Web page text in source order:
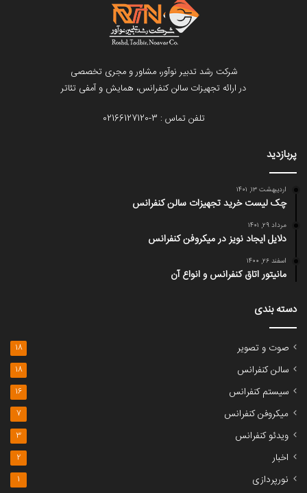
شرکت رشد تدبیر نوآور، مشاور و مجری تخصصی
در ارائه تجهیزات سالن کنفرانس، همایش و آمفی تئاتر
تلفن تماس : 3-02166127120
پربازدید
اردیبهشت ۱۳, ۱۴۰۱
چک لیست خرید تجهیزات سالن کنفرانس
مرداد ۲۹, ۱۴۰۱
دلایل ایجاد نویز در میکروفن کنفرانس
اسفند ۲۶, ۱۴۰۰
مانیتور اتاق کنفرانس و انواع آن
دسته بندی
صوت و تصویر 18
سالن کنفرانس 18
سیستم کنفرانس 16
میکروفن کنفرانس 7
ویدئو کنفرانس 3
اخبار 2
نورپردازی 1